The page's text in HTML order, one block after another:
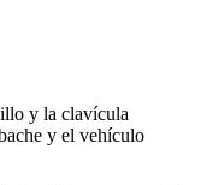
y la clavícula
y el vehículo